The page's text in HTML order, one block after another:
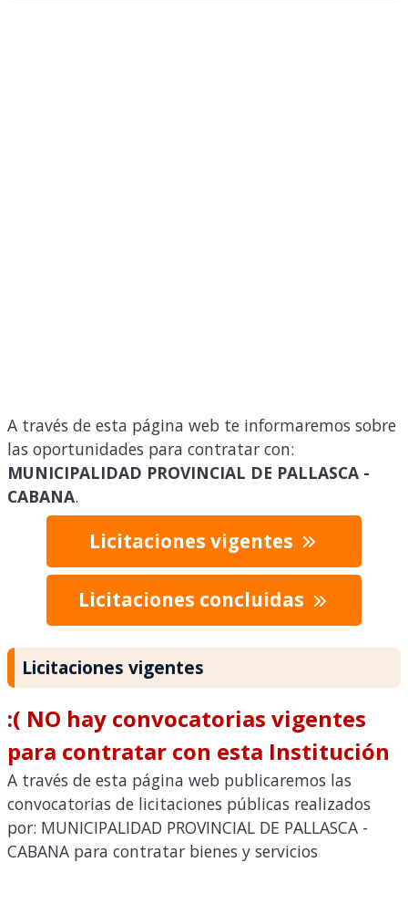
A través de esta página web te informaremos sobre
las oportunidades para contratar con:
MUNICIPALIDAD PROVINCIAL DE PALLASCA -
CABANA.
Licitaciones vigentes
Licitaciones concluidas
Licitaciones vigentes
:( NO hay convocatorias vigentes
para contratar con esta Institución
A través de esta página web publicaremos las
convocatorias de licitaciones públicas realizados
por: MUNICIPALIDAD PROVINCIAL DE PALLASCA -
CABANA para contratar bienes y servicios